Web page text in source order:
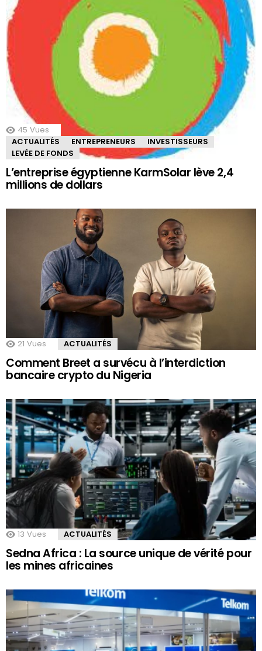
45 Vues
ACTUALITÉS
ENTREPRENEURS
INVESTISSEURS
LEVÉE DE FONDS
L’entreprise égyptienne KarmSolar lève 2,4
millions de dollars
21 Vues ACTUALITÉS
Comment Breet a survécu à l’interdiction
bancaire crypto du Nigeria
13 Vues ACTUALITÉS
Sedna Africa : La source unique de vérité pour
les mines africaines